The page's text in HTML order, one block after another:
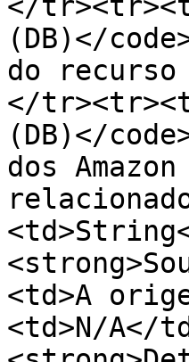
(DB)</
do
</
(DB)</
dos
<td>A
<td>N/A</